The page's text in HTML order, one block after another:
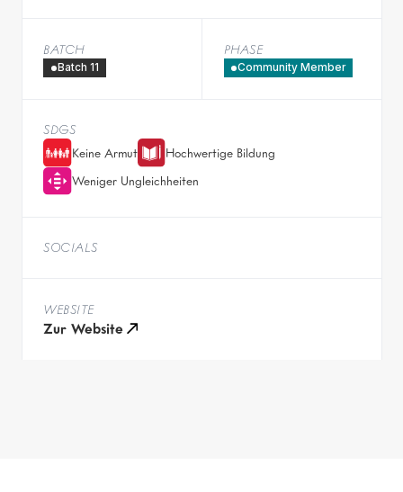
BATCH
Batch 11
PHASE
Community Member
SDGS
Keine Armut
Hochwertige Bildung
Weniger Ungleichheiten
SOCIALS
WEBSITE
Zur Website